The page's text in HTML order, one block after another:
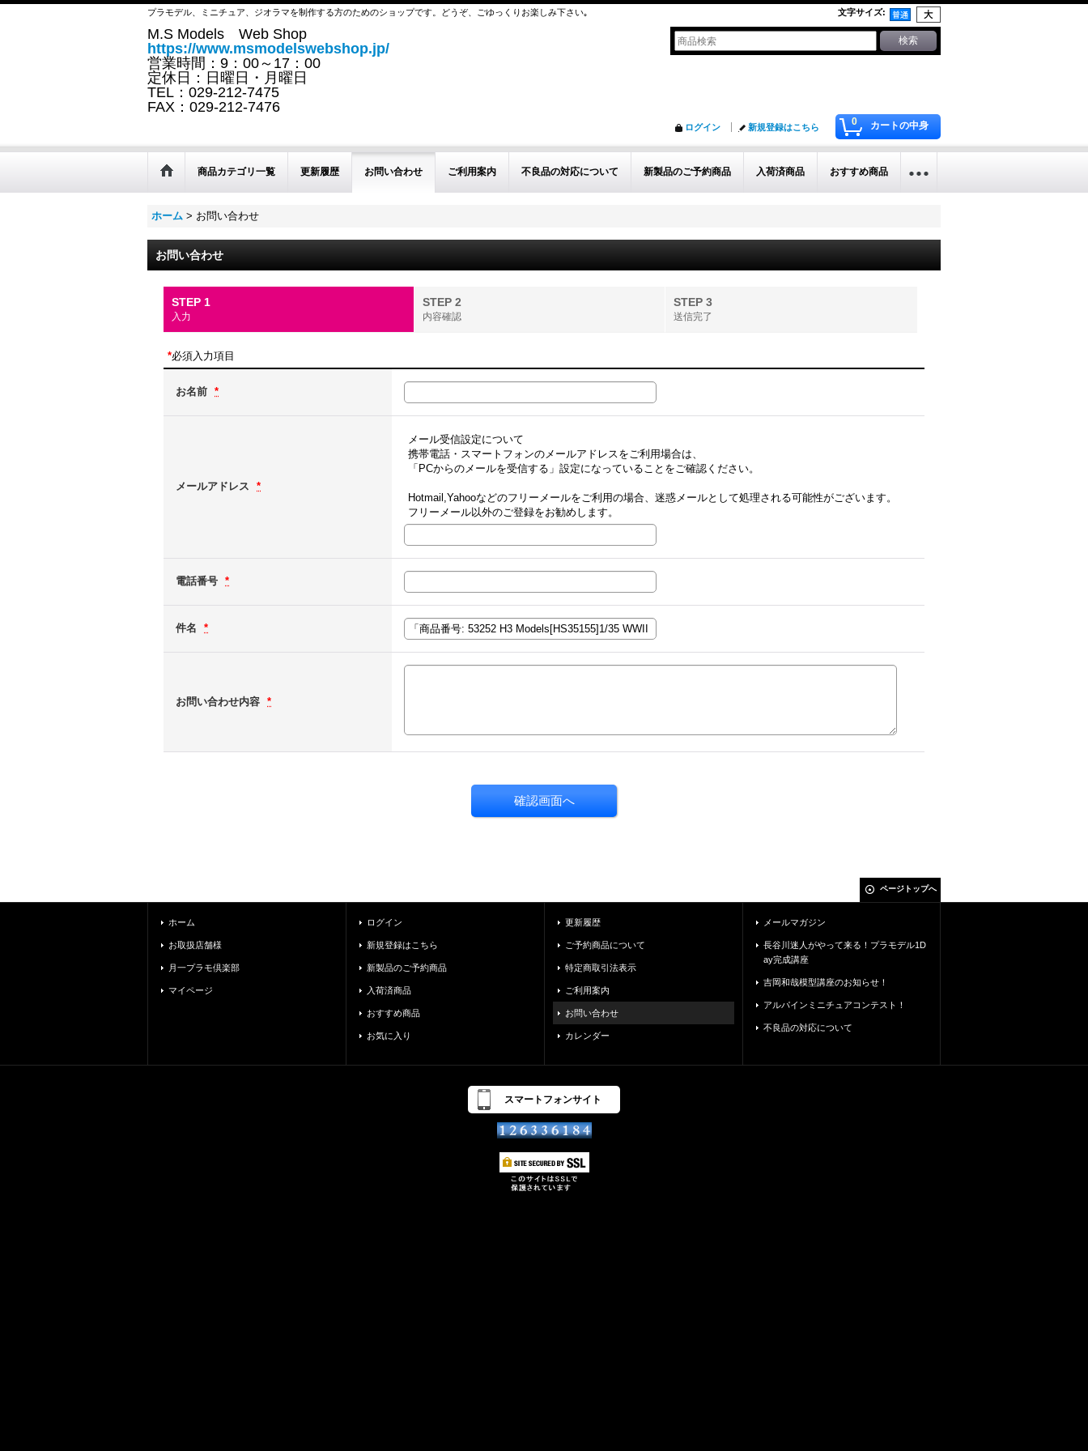
プラモデル、ミニチュア、ジオラマを制作する方のためのショップです。どうぞ、ごゆっくりお楽しみ下さい｡ 文字サイズ:
M.S Models Web Shop
https://www.msmodelswebshop.jp/
営業時間：9：00～17：00
定休日：日曜日・月曜日
TEL：029-212-7475
FAX：029-212-7476
0 カートの中身
ログイン 新規登録はこちら
商品カテゴリ一覧 更新履歴 お問い合わせ ご利用案内 不良品の対応について 新製品のご予約商品 入荷済商品 おすすめ商品
ホーム > お問い合わせ
お問い合わせ
STEP 1
入力
STEP 2
内容確認
STEP 3
送信完了
*必須入力項目
お名前 *
メールアドレス *
メール受信設定について
携帯電話・スマートフォンのメールアドレスをご利用場合は、
「PCからのメールを受信する」設定になっていることをご確認ください。
Hotmail,Yahooなどのフリーメールをご利用の場合、迷惑メールとして処理される可能性がございます。
フリーメール以外のご登録をお勧めします。
電話番号 *
件名 *
お問い合わせ内容 *
ページトップへ
ホーム
お取扱店舗様
月一プラモ倶楽部
マイページ
ログイン
新規登録はこちら
新製品のご予約商品
入荷済商品
おすすめ商品
お気に入り
更新履歴
ご予約商品について
特定商取引法表示
ご利用案内
お問い合わせ
カレンダー
メールマガジン
長谷川迷人がやって来る！プラモデル1D
ay完成講座
吉岡和哉模型講座のお知らせ！
アルパインミニチュアコンテスト！
不良品の対応について
スマートフォンサイト